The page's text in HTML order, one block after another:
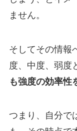
ません。
そしてその情報
度、中度、弱度
も強度の効率性
つまり、自分で